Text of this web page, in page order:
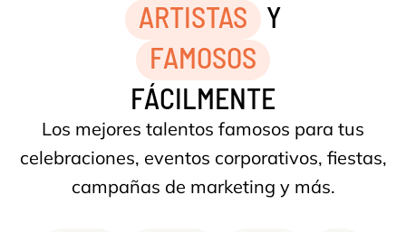
ARTISTAS
Y
FAMOSOS
FÁCILMENTE
Los mejores talentos famosos para tus
celebraciones, eventos corporativos, fiestas,
campañas de marketing y más.